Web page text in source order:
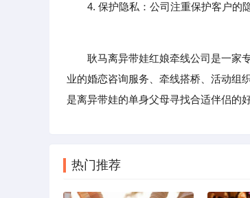
4. 保护隐私：公司注重保护客户的隐
耿马离异带娃红娘牵线公司是一家专
业的婚恋咨询服务、牵线搭桥、活动组
是离异带娃的单身父母寻找合适伴侣的
热门推荐